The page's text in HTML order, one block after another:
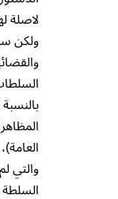
لاصلة
ولكن
والتي